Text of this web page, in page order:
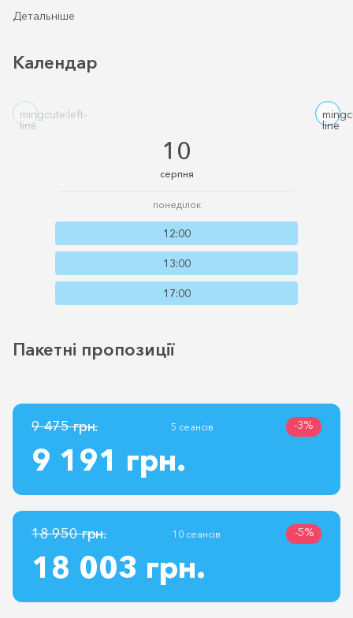
Детальніше
Календар
mingcute:left-
line line
10
серпня
понеділок
12:00
13:00
17:00
Пакетні пропозиції
9 475 грн. 5 сеансів -3%
9 191 грн.
18 950 грн. 10 сеансів -5%
18 003 грн.